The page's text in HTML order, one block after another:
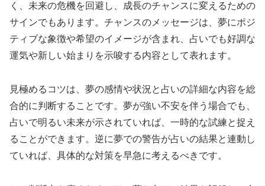
く、未来の危機を回避し、成長のチャンスに変えるための
サインでもあります。チャンスのメッセージは、夢にポジ
ティブな象徴や希望のイメージが含まれ、占いでも好調な
運気や新しい始まりを示唆する内容として表れます。
見極めるコツは、夢の感情や状況と占いの詳細な内容を総
合的に判断することです。夢が強い不安を伴う場合でも、
占いで明るい未来が示されていれば、一時的な試練と捉え
ることができます。逆に夢での警告が占いの結果と連動し
ていれば、具体的な対策を早急に考えるべきです。